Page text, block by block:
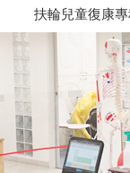
扶輪兒童復康